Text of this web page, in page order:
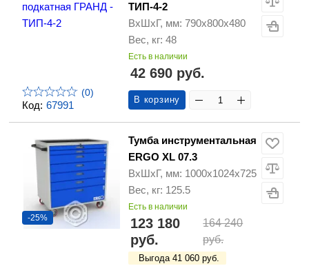
Код: 67991
(0)
ТИП-4-2
ВхШхГ, мм: 790х800х480
Вес, кг: 48
Есть в наличии
42 690 руб.
В корзину
-25%
Тумба инструментальная
ERGO XL 07.3
ВхШхГ, мм: 1000x1024x725
Вес, кг: 125.5
Есть в наличии
123 180
руб.
164 240
руб.
Выгода 41 060 руб.